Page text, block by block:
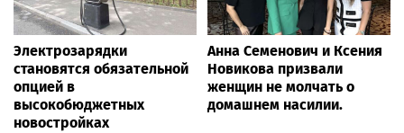
Электрозарядки
становятся обязательной
опцией в
высокобюджетных
новостройках
Анна Семенович и Ксения
Новикова призвали
женщин не молчать о
домашнем насилии.